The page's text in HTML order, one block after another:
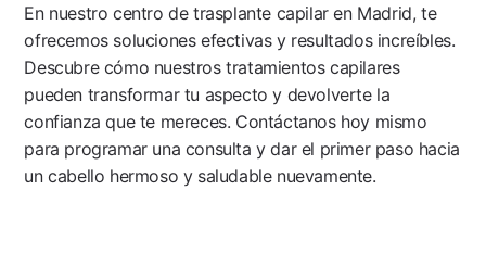
En nuestro centro de trasplante capilar en Madrid, te
ofrecemos soluciones efectivas y resultados increíbles.
Descubre cómo nuestros tratamientos capilares
pueden transformar tu aspecto y devolverte la
confianza que te mereces. Contáctanos hoy mismo
para programar una consulta y dar el primer paso hacia
un cabello hermoso y saludable nuevamente.